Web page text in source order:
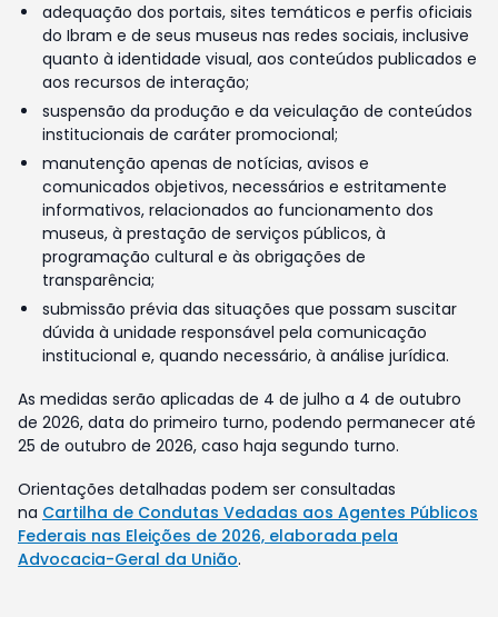
adequação dos portais, sites temáticos e perfis oficiais
do Ibram e de seus museus nas redes sociais, inclusive
quanto à identidade visual, aos conteúdos publicados e
aos recursos de interação;
suspensão da produção e da veiculação de conteúdos
institucionais de caráter promocional;
manutenção apenas de notícias, avisos e
comunicados objetivos, necessários e estritamente
informativos, relacionados ao funcionamento dos
museus, à prestação de serviços públicos, à
programação cultural e às obrigações de
transparência;
submissão prévia das situações que possam suscitar
dúvida à unidade responsável pela comunicação
institucional e, quando necessário, à análise jurídica.
As medidas serão aplicadas de 4 de julho a 4 de outubro
de 2026, data do primeiro turno, podendo permanecer até
25 de outubro de 2026, caso haja segundo turno.
Orientações detalhadas podem ser consultadas
na Cartilha de Condutas Vedadas aos Agentes Públicos
Federais nas Eleições de 2026, elaborada pela
Advocacia-Geral da União.